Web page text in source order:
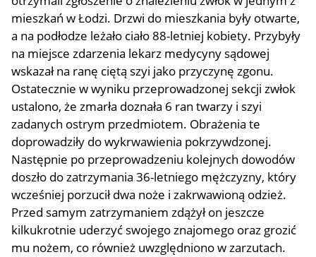
mieszkań w Łodzi. Drzwi do mieszkania były otwarte,
a na podłodze leżało ciało 88-letniej kobiety. Przybyły
na miejsce zdarzenia lekarz medycyny sądowej
wskazał na ranę ciętą szyi jako przyczynę zgonu.
Ostatecznie w wyniku przeprowadzonej sekcji zwłok
ustalono, że zmarła doznała 6 ran twarzy i szyi
zadanych ostrym przedmiotem. Obrażenia te
doprowadziły do wykrwawienia pokrzywdzonej.
Następnie po przeprowadzeniu kolejnych dowodów
doszło do zatrzymania 36-letniego mężczyzny, który
wcześniej porzucił dwa noże i zakrwawioną odzież.
Przed samym zatrzymaniem zdążył on jeszcze
kilkukrotnie uderzyć swojego znajomego oraz grozić
mu nożem, co również uwzględniono w zarzutach.